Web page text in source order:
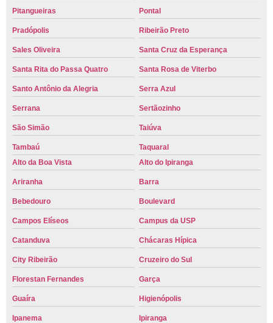
Pitangueiras Pontal
Pradópolis Ribeirão Preto
Sales Oliveira Santa Cruz da Esperança
Santa Rita do Passa Quatro Santa Rosa de Viterbo
Santo Antônio da Alegria Serra Azul
Serrana Sertãozinho
São Simão Taiúva
Tambaú
Taquaral
Alto da Boa Vista
Alto do Ipiranga
Ariranha Barra
Bebedouro Boulevard
Campos Elíseos Campus da USP
Catanduva Chácaras Hípica
City Ribeirão Cruzeiro do Sul
Florestan Fernandes Garça
Guaíra Higienópolis
Ipanema Ipiranga